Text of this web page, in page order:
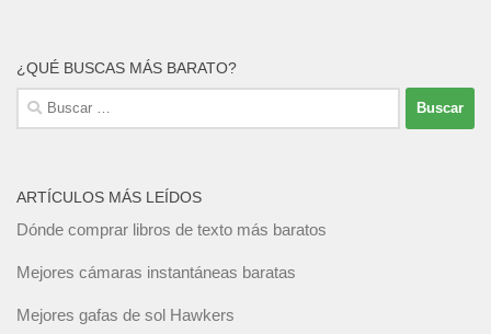
¿QUÉ BUSCAS MÁS BARATO?
Buscar:
ARTÍCULOS MÁS LEÍDOS
Dónde comprar libros de texto más baratos
Mejores cámaras instantáneas baratas
Mejores gafas de sol Hawkers